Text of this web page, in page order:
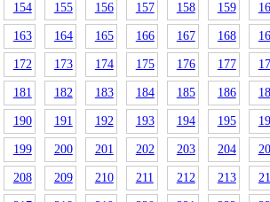
154 155 156 157 158 159
163 164 165 166 167 168
172 173 174 175 176 177
181 182 183 184 185 186
190 191 192 193 194 195
199 200 201 202 203 204
208 209 210 211 212 213